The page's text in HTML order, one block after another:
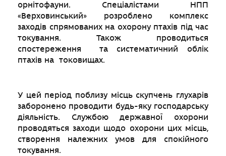
орнітофауни. Спеціалістами НПП
«Верховинський» розроблено комплекс
заходів спрямованих на охорону птахів під час
токування. Також проводиться
спостереження та систематичний облік
птахів на токовищах.
У цей період поблизу місць скупчень глухарів
заборонено проводити будь-яку господарську
діяльність. Службою державної охорони
проводяться заходи щодо охорони цих місць,
створення належних умов для спокійного
токування.